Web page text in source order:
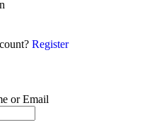
Register
or Email